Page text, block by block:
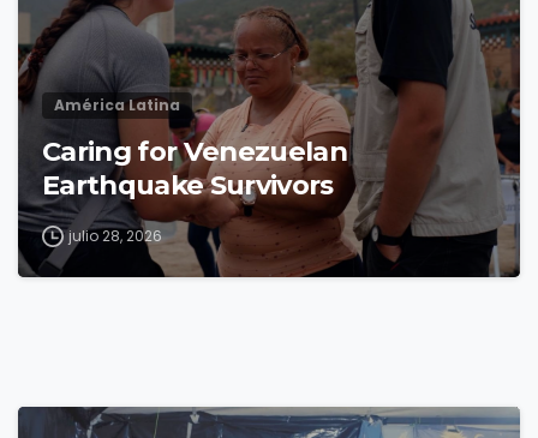
América Latina
Caring for Venezuelan
Earthquake Survivors
julio 28, 2026